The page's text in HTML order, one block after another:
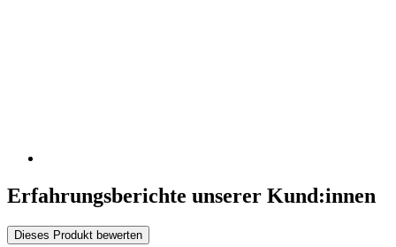
Erfahrungsberichte unserer Kund:innen
Dieses Produkt bewerten